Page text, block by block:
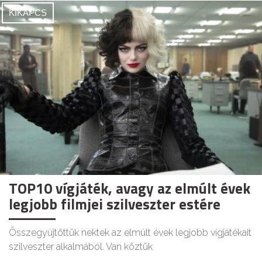
KIKAPCS
TOP10 vígjáték, avagy az elmúlt évek
legjobb filmjei szilveszter estére
Összegyújtöttük nektek az elmúlt évek legjobb vígjátékait
szilveszter alkalmából. Van köztük